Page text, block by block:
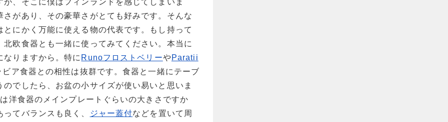
さがあり、その豪華さがとても好みです。そんな
とにかく万能に使える物の代表です。もし持って
北欧食器とも一緒に使ってみてください。本当に
なりますから。特に RunoフロストベリーやParatii
ア食器との相性は抜群です。食器と一緒にテーブ
でしたら、お盆の小サイズが使い易いと思いま
洋食器のメインプレートぐらいの大きさですか
てバランスも良く、
ジャー蓋付などを置いて周